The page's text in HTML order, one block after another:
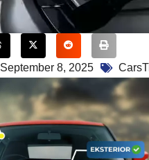
September 8, 2025